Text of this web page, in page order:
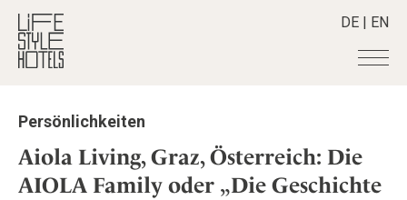
DE | EN
Hotels +
Alle Hotels
Alpine Lifestyle
Destinationen +
Alle Destinationen
Stories +
Persönlichkeiten
Aiola Living, Graz, Österreich: Die
AIOLA Family oder „Die Geschichte